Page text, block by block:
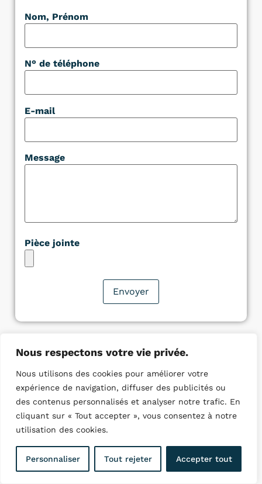
Nous respectons votre vie privée.
Nous utilisons des cookies pour améliorer votre
expérience de navigation, diffuser des publicités ou
des contenus personnalisés et analyser notre trafic. En
cliquant sur « Tout accepter », vous consentez à notre
utilisation des cookies.
Personnaliser Tout rejeter Accepter tout
Nom, Prénom
N° de téléphone
E-mail
Message
Pièce jointe
Quelques villes ou nous
intervenons :
Plombier Versailles
Plombier Sartrouville
Plombier Mantes la Jolie
Plombier Saint Germain en Laye